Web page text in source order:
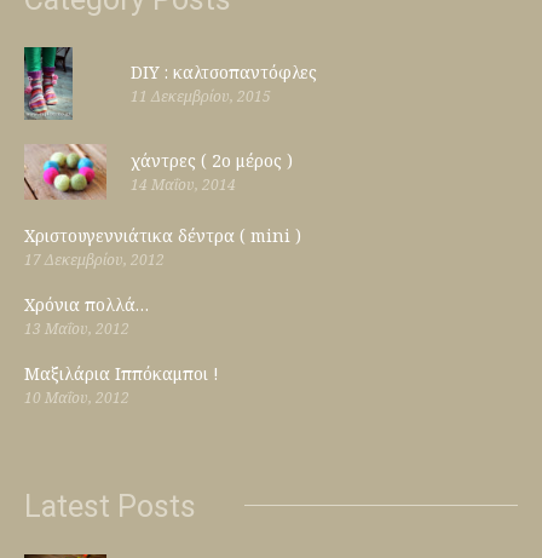
DIY : καλτσοπαντόφλες
11 Δεκεμβρίου, 2015
χάντρες ( 2ο μέρος )
14 Μαΐου, 2014
Χριστουγεννιάτικα δέντρα ( mini )
17 Δεκεμβρίου, 2012
Χρόνια πολλά…
13 Μαΐου, 2012
Μαξιλάρια Ιππόκαμποι !
10 Μαΐου, 2012
Latest Posts